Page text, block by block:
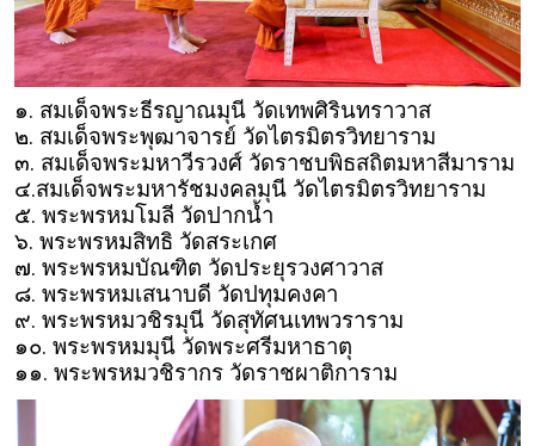
๑. สมเด็จพระธีรญาณมุนี วัดเทพศิรินทราวาส
๒. สมเด็จพระพุฒาจารย์ วัดไตรมิตรวิทยาราม
๓. สมเด็จพระมหาวีรวงศ์ วัดราชบพิธสถิตมหาสีมาราม
๔.สมเด็จพระมหารัชมงคลมุนี วัดไตรมิตรวิทยาราม
๕. พระพรหมโมลี วัดปากน้ำ
๖. พระพรหมสิทธิ วัดสระเกศ
๗. พระพรหมบัณฑิต วัดประยุรวงศาวาส
๘. พระพรหมเสนาบดี วัดปทุมคงคา
๙. พระพรหมวชิรมุนี วัดสุทัศนเทพวราราม
๑๐. พระพรหมมุนี วัดพระศรีมหาธาตุ
๑๑. พระพรหมวชิรากร วัดราชผาติการาม